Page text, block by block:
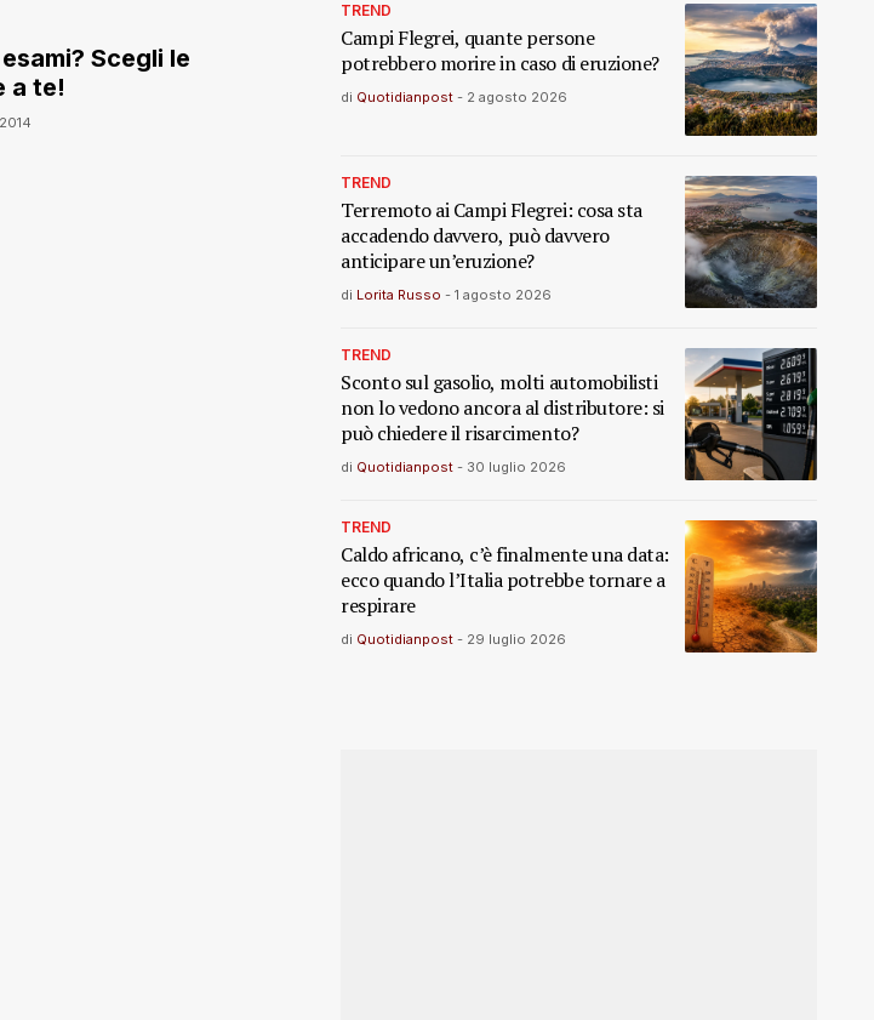
Scegli le
a te!
TREND
Campi Flegrei, quante persone
potrebbero morire in caso di eruzione?
di Quotidianpost - 2 agosto 2026
TREND
Terremoto ai Campi Flegrei: cosa sta
accadendo davvero, può davvero
anticipare un’eruzione?
di Lorita Russo - 1 agosto 2026
TREND
Sconto sul gasolio, molti automobilisti
non lo vedono ancora al distributore: si
può chiedere il risarcimento?
di Quotidianpost - 30 luglio 2026
TREND
Caldo africano, c’è finalmente una data:
ecco quando l’Italia potrebbe tornare a
respirare
di Quotidianpost - 29 luglio 2026